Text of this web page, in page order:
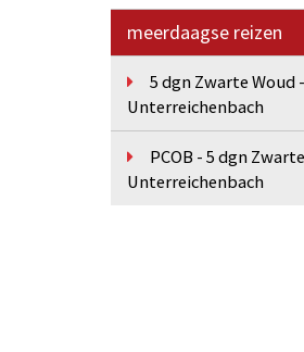
meerdaagse reizen
5 dgn Zwarte Woud -
Unterreichenbach
PCOB - 5 dgn
Unterreichenbach